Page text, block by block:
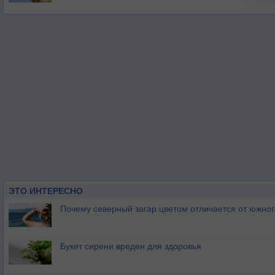
ЭТО ИНТЕРЕСНО
Почему северный загар цветом отличается от
Букет сирени вреден для здоровья